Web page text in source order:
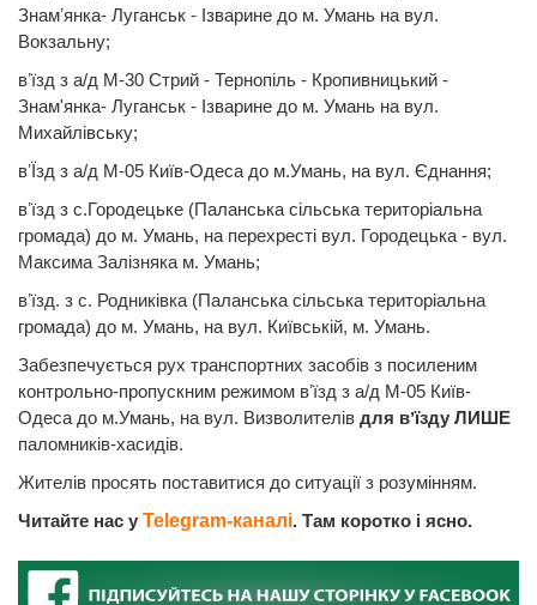
Знамʼянка- Луганськ - Ізварине до м. Умань на вул.
Вокзальну;
вʼїзд з а/д М-30 Стрий - Тернопіль - Кропивницький -
Знам'янка- Луганськ - Ізварине до м. Умань на вул.
Михайлівську;
вʼЇзд з а/д М-05 Київ-Одеса до м.Умань, на вул. Єднання;
вʼїзд з с.Городецьке (Паланська сільська територіальна
громада) до м. Умань, на перехресті вул. Городецька - вул.
Максима Залізняка м. Умань;
вʼїзд. з с. Родниківка (Паланська сільська територіальна
громада) до м. Умань, на вул. Київській, м. Умань.
Забезпечується рух транспортних засобів з посиленим
контрольно-пропускним режимом вʼїзд з а/д М-05 Київ-
Одеса до м.Умань, на вул. Визволителів для вʼїзду ЛИШЕ
паломників-хасидів.
Жителів просять поставитися до ситуації з розумінням.
Читайте нас у Telegram-каналі. Там коротко і ясно.